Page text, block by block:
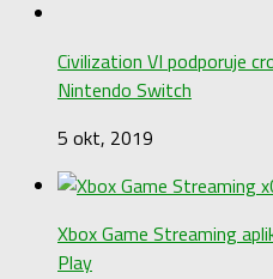
Civilization VI podporuje
Nintendo Switch
5 okt, 2019
Xbox Game Streaming
Play